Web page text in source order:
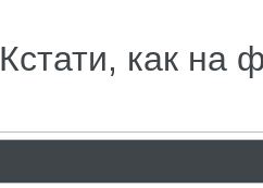
Кстати, как на